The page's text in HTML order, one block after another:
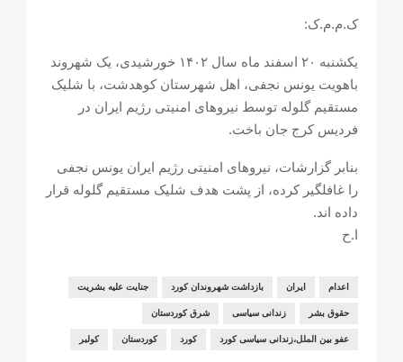
ک.م.م.ک:
یکشنبه ٢٠ اسفند ماه سال ١۴٠٢ خورشیدی، یک شهروند
باهویت یونس نجفی، اهل شهرستان کوهدشت، با شلیک
مستقیم گلوله توسط نیروهای امنیتی رژیم ایران در
فردیس کرج جان باخت.
بنابر گزارشات، نیروهای امنیتی رژیم ایران یونس نجفی
را غافلگیر کرده، از پشت هدف شلیک مستقیم گلوله قرار
داده اند.
ا.ح
اعدام ایران بازداشت شهروندان کورد جنایت علیه بشریت
حقوق بشر زندانی سیاسی شرق کوردستان
عفو بین الملل،زندانی سیاسی کورد کورد کوردستان کولبر